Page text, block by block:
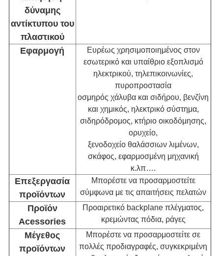
δύναμης
αντίκτυπου του
πλαστικού
Εφαρμογή
Ευρέως χρησιμοποιημένος στον
εσωτερικό και υπαίθριο εξοπλισμό
ηλεκτρικού, τηλεπικοινωνίες,
πυροπροστασία
οσμηρός χάλυβα και σιδήρου, βενζίνη
και χημικός, ηλεκτρικό σύστημα,
σιδηρόδρομος, κτήριο οικοδόμησης,
ορυχείο,
ξενοδοχείο θαλάσσιων λιμένων,
σκάφος, εφαρμοσμένη μηχανική
κ.λπ….
Επεξεργασία
προϊόντων
Μπορέστε να προσαρμοστείτε
σύμφωνα με τις απαιτήσεις πελατών
Προϊόν
Acessories
Προαιρετικό backplane πλέγματος,
κρεμώντας πόδια, ράγες
Μέγεθος
προϊόντων
Μπορέστε να προσαρμοστείτε σε
πολλές προδιαγραφές, συγκεκριμένη